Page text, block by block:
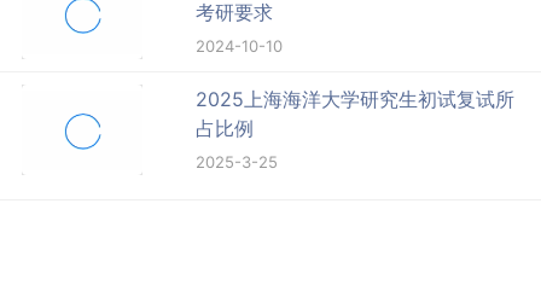
考研要求
2024-10-10
2025上海海洋大学研究生初试复试所
占比例
2025-3-25